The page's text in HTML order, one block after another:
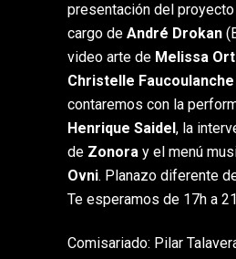
presentación del proyecto
cargo de André Drokan
video arte de Melissa
Christelle Faucoulanche
contaremos con la
Henrique Saidel , la
de Zonora y el menú
Ovni. Planazo diferente
Te esperamos de 17h a
Comisariado: Pilar